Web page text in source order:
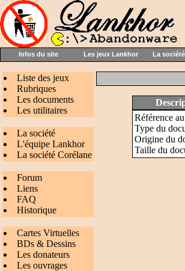
Infos du site Les jeux Lankhor La
Liste des jeux
Rubriques
Les documents
Les utilitaires
La société
L'équipe Lankhor
La société Corélane
Forum
Liens
FAQ
Historique
Cartes Virtuelles
BDs & Dessins
Les donateurs
Les ouvrages
Référence
Type du
Origine du
Taille du